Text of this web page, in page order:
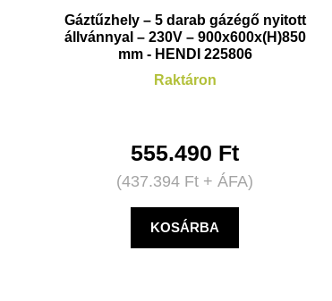
Gáztűzhely – 5 darab gázégő nyitott
állvánnyal – 230V – 900x600x(H)850
mm - HENDI 225806
Raktáron
555.490 Ft
(437.394 Ft + ÁFA)
KOSÁRBA